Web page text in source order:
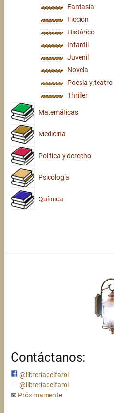
Fantasía
Ficción
Histórico
Infantil
Juvenil
Novela
Poesía y teatro
Thriller
Matemáticas
Medicina
Política y derecho
Psicología
Química
Contáctanos:
@libreriadelfarol
@libreriadelfarol
✉ Próximamente